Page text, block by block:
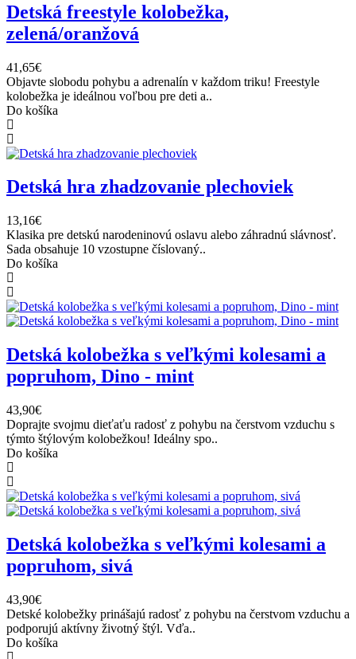
Detská freestyle kolobežka,
zelená/oranžová
41,65€
Objavte slobodu pohybu a adrenalín v každom triku! Freestyle
kolobežka je ideálnou voľbou pre deti a..
Do košíka
Detská hra zhadzovanie plechoviek
13,16€
Klasika pre detskú narodeninovú oslavu alebo záhradnú slávnosť.
Sada obsahuje 10 vzostupne číslovaný..
Do košíka
Detská kolobežka s veľkými kolesami a
popruhom, Dino - mint
43,90€
Doprajte svojmu dieťaťu radosť z pohybu na čerstvom vzduchu s
týmto štýlovým kolobežkou! Ideálny spo..
Do košíka
Detská kolobežka s veľkými kolesami a
popruhom, sivá
43,90€
Detské kolobežky prinášajú radosť z pohybu na čerstvom vzduchu a
podporujú aktívny životný štýl. Vďa..
Do košíka